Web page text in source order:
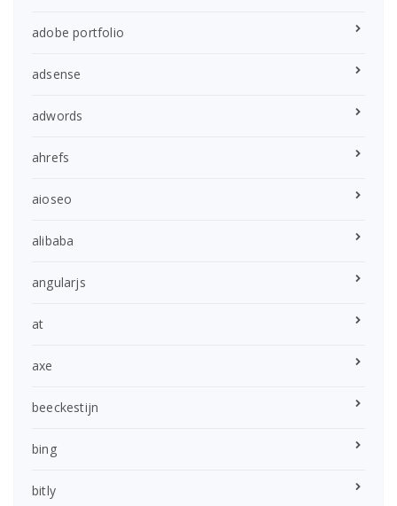
adobe portfolio
adsense
adwords
ahrefs
aioseo
alibaba
angularjs
at
axe
beeckestijn
bing
bitly